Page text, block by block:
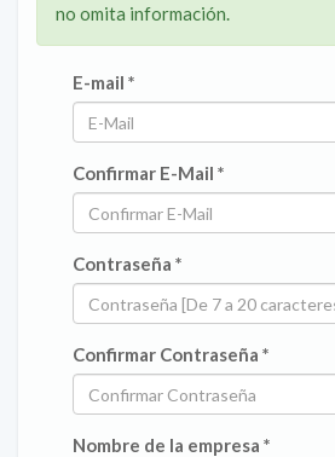
no omita información.
E-mail *
Confirmar E-Mail *
Contraseña *
Confirmar Contraseña *
Nombre de la empresa *